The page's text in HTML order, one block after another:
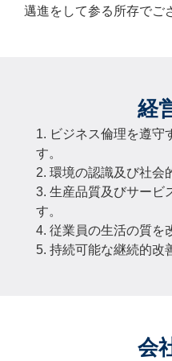
邁進をして参る所存でご
経
1. ビジネス倫理を遵守
す。
2. 環境の認識及び社会
3. 生産品質及びサービ
す。
4. 従業員の生活の質を
5. 持続可能な継続的改
会